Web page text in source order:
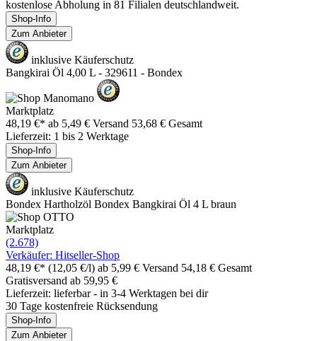
kostenlose Abholung in 81 Filialen deutschlandweit.
Shop-Info
Zum Anbieter
inklusive Käuferschutz
Bangkirai Öl 4,00 L - 329611 - Bondex
Marktplatz
48,19 €* ab 5,49 € Versand 53,68 € Gesamt
Lieferzeit: 1 bis 2 Werktage
Shop-Info
Zum Anbieter
inklusive Käuferschutz
Bondex Hartholzöl Bondex Bangkirai Öl 4 L braun
Marktplatz
(2.678)
Verkäufer: Hitseller-Shop
48,19 €* (12,05 €/l) ab 5,99 € Versand 54,18 € Gesamt
Gratisversand ab 59,95 €
Lieferzeit: lieferbar - in 3-4 Werktagen bei dir
30 Tage kostenfreie Rücksendung
Shop-Info
Zum Anbieter